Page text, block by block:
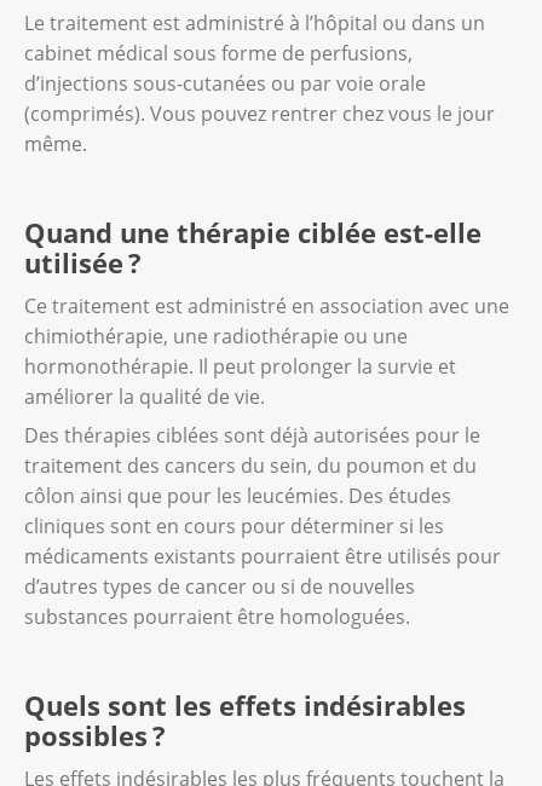
Le traitement est administré à l’hôpital ou dans un
cabinet médical sous forme de perfusions,
d’injections sous-cutanées ou par voie orale
(comprimés). Vous pouvez rentrer chez vous le jour
même.
Quand une thérapie ciblée est-elle
utilisée ?
Ce traitement est administré en association avec une
chimiothérapie, une radiothérapie ou une
hormonothérapie. Il peut prolonger la survie et
améliorer la qualité de vie.
Des thérapies ciblées sont déjà autorisées pour le
traitement des cancers du sein, du poumon et du
côlon ainsi que pour les leucémies. Des études
cliniques sont en cours pour déterminer si les
médicaments existants pourraient être utilisés pour
d’autres types de cancer ou si de nouvelles
substances pourraient être homologuées.
Quels sont les effets indésirables
possibles ?
Les effets indésirables les plus fréquents touchent la